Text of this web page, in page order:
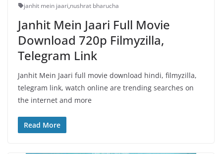
janhit mein jaari,nushrat bharucha
Janhit Mein Jaari Full Movie
Download 720p Filmyzilla,
Telegram Link
Janhit Mein Jaari full movie download hindi, filmyzilla,
telegram link, watch online are trending searches on
the internet and more
Read More